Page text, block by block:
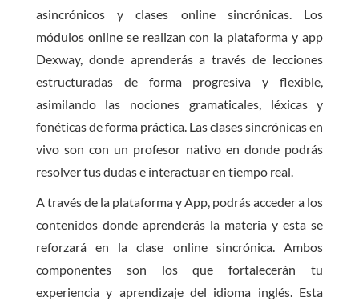
asincrónicos y clases online sincrónicas. Los
módulos online se realizan con la plataforma y app
Dexway, donde aprenderás a través de lecciones
estructuradas de forma progresiva y flexible,
asimilando las nociones gramaticales, léxicas y
fonéticas de forma práctica. Las clases sincrónicas en
vivo son con un profesor nativo en donde podrás
resolver tus dudas e interactuar en tiempo real.
A través de la plataforma y App, podrás acceder a los
contenidos donde aprenderás la materia y esta se
reforzará en la clase online sincrónica. Ambos
componentes son los que fortalecerán tu
experiencia y aprendizaje del idioma inglés. Esta